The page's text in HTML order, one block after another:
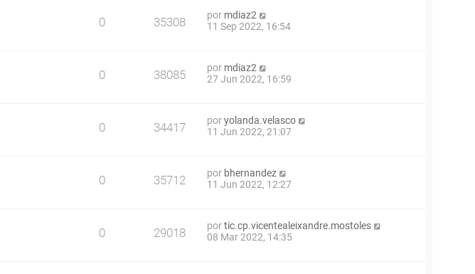
0 35308 por mdiaz2
11 Sep 2022, 16:54
0 38085 por mdiaz2
27 Jun 2022, 16:59
0 34417 poryolanda.velasco
11 Jun 2022, 21:07
0 35712 por bhernandez
11 Jun 2022, 12:27
0 29018 portic.cp.vicentealeixandre.mostoles
08 Mar 2022, 14:35